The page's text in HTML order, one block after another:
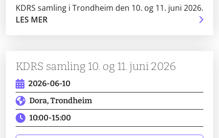
KDRS samling i Trondheim den 10. og 11. juni 2026.
LES MER
KDRS samling 10. og 11. juni 2026
2026-06-10
Dora, Trondheim
10:00-15:00